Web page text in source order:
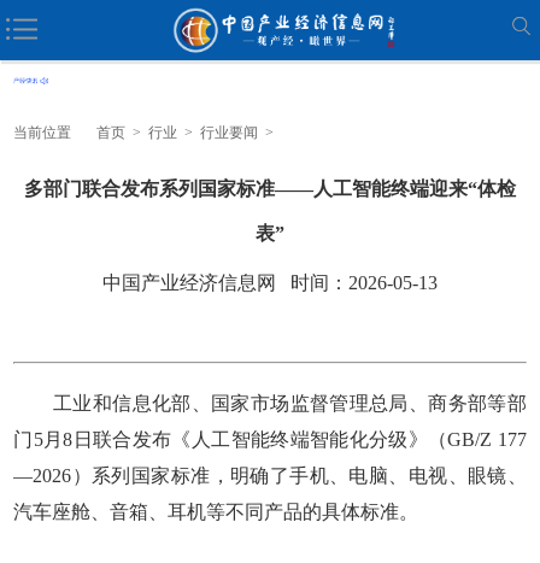
当前位置 首页 > 行业 > 行业要闻 >
多部门联合发布系列国家标准——人工智能终端迎来“体检
表”
中国产业经济信息网 时间：2026-05-13
工业和信息化部、国家市场监督管理总局、商务部等部
门5月8日联合发布《人工智能终端智能化分级》（GB/Z 177
—2026）系列国家标准，明确了手机、电脑、电视、眼镜、
汽车座舱、音箱、耳机等不同产品的具体标准。